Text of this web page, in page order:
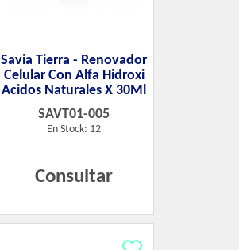
Savia Tierra - Renovador
Celular Con Alfa Hidroxi
Acidos Naturales X 30Ml
SAVT01-005
En Stock: 12
Consultar